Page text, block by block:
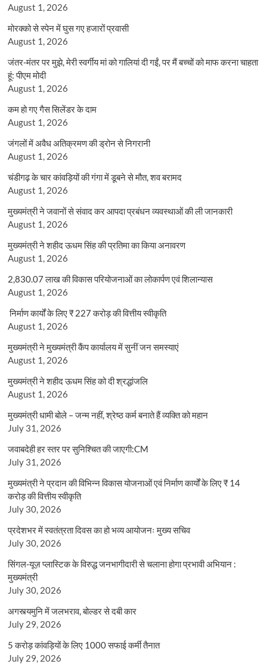
August 1, 2026
मोरक्को से स्पेन में घुस गए हजारों प्रवासी
August 1, 2026
जंतर-मंतर पर मुझे, मेरी स्वर्गीय मां को गालियां दी गईं, पर मैं बच्चों को माफ करना चाहता
हूं: पीएम मोदी
August 1, 2026
कम हो गए गैस सिलेंडर के दाम
August 1, 2026
जंगलों में अवैध अतिक्रमण की ड्रोन से निगरानी
August 1, 2026
चंडीगढ़ के चार कांवड़ियों की गंगा में डूबने से मौत, शव बरामद
August 1, 2026
मुख्यमंत्री ने जवानों से संवाद कर आपदा प्रबंधन व्यवस्थाओं की ली जानकारी
August 1, 2026
मुख्यमंत्री ने शहीद ऊधम सिंह की प्रतिमा का किया अनावरण
August 1, 2026
2,830.07 लाख की विकास परियोजनाओं का लोकार्पण एवं शिलान्यास
August 1, 2026
निर्माण कार्यों के लिए ₹ 227 करोड़ की वित्तीय स्वीकृति
August 1, 2026
मुख्यमंत्री ने मुख्यमंत्री कैंप कार्यालय में सुनीं जन समस्याएं
August 1, 2026
मुख्यमंत्री ने शहीद ऊधम सिंह को दी श्रद्धांजलि
August 1, 2026
मुख्यमंत्री धामी बोले – जन्म नहीं, श्रेष्ठ कर्म बनाते हैं व्यक्ति को महान
July 31, 2026
जवाबदेही हर स्तर पर सुनिश्चित की जाएगी:CM
July 31, 2026
मुख्यमंत्री ने प्रदान की विभिन्न विकास योजनाओं एवं निर्माण कार्यों के लिए ₹ 14
करोड़ की वित्तीय स्वीकृति
July 30, 2026
प्रदेशभर में स्वतंत्रता दिवस का हो भव्य आयोजनः मुख्य सचिव
July 30, 2026
सिंगल-यूज़ प्लास्टिक के विरुद्ध जनभागीदारी से चलाना होगा प्रभावी अभियान :
मुख्यमंत्री
July 30, 2026
अगस्त्यमुनि में जलभराव, बोल्डर से दबी कार
July 29, 2026
5 करोड़ कांवड़ियों के लिए 1000 सफाई कर्मी तैनात
July 29, 2026